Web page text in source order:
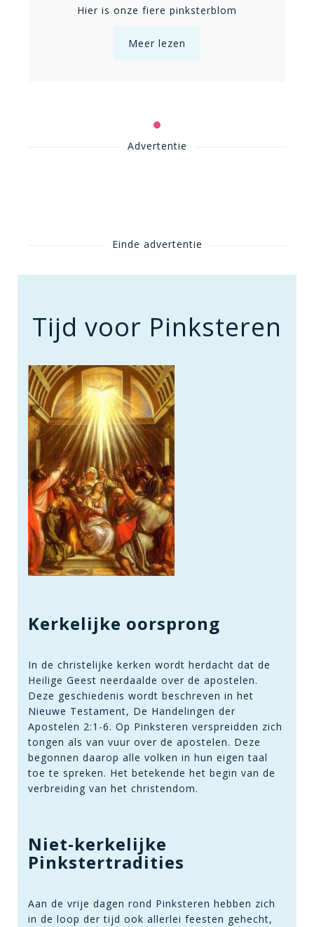
Hier is onze fiere pinksterblom
Meer lezen
Advertentie
Einde advertentie
Tijd voor Pinksteren
Kerkelijke oorsprong
In de christelijke kerken wordt herdacht dat de
Heilige Geest neerdaalde over de apostelen.
Deze geschiedenis wordt beschreven in het
Nieuwe Testament, De Handelingen der
Apostelen 2:1-6. Op Pinksteren verspreidden zich
tongen als van vuur over de apostelen. Deze
begonnen daarop alle volken in hun eigen taal
toe te spreken. Het betekende het begin van de
verbreiding van het christendom.
Niet-kerkelijke
Pinkstertradities
Aan de vrije dagen rond Pinksteren hebben zich
in de loop der tijd ook allerlei feesten gehecht,